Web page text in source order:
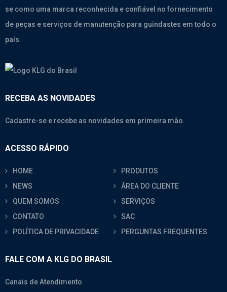
se como uma marca reconhecida e confiável no fornecimento
de peças e serviços de manutenção para guindastes em todo o
país.
RECEBA AS NOVIDADES
Cadastre-se e recebe as novidades em primeira mão.
ACESSO RÁPIDO
HOME
PRODUTOS
NEWS
ÁREA DO CLIENTE
QUEM SOMOS
SERVIÇOS
CONTATO
SAC
POLÍTICA DE PRIVACIDADE
PERGUNTAS FREQUENTES
FALE COM A KLG DO BRASIL
Canais de Atendimento